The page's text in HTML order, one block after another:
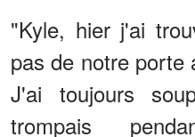
"Kyle, hier j'ai
pas de notre porte
J'ai toujours
trompais